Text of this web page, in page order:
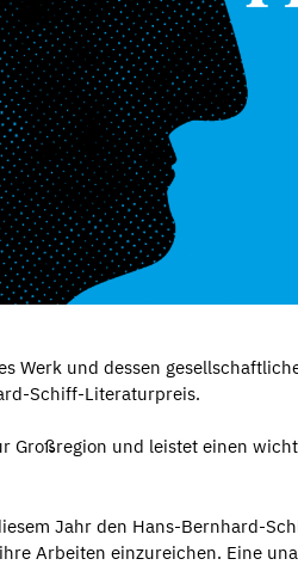
Werk und dessen
Schiff-Literaturpreis.
Großregion und leistet einen
Jahr den Hans-Bernhard-
Arbeiten einzureichen. Eine